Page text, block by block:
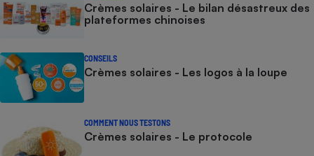
Crèmes solaires - Le bilan désastreux des
plateformes chinoises
CONSEILS
Crèmes solaires - Les logos à la loupe
COMMENT NOUS TESTONS
Crèmes solaires - Le protocole